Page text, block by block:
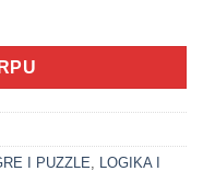
igra količina
I PUZZLE
LOGIKA I